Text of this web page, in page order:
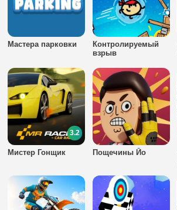
Мастера парковки
Контролируемый
взрыв
Мистер Гонщик
3.2
Пощечины Йо